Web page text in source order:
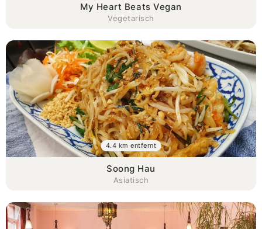
My Heart Beats Vegan
Vegetarisch
Soong Hau
Asiatisch
4.4 km entfernt